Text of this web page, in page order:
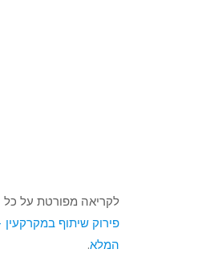
לקריאה מפורטת על כל
פירוק שיתוף
המלא.